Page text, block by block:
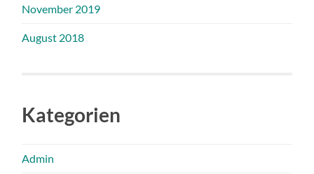
November 2019
August 2018
Kategorien
Admin